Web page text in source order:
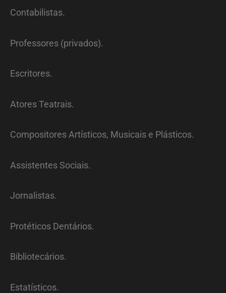
Contabilistas.
Professores (privados).
Escritores.
Atores Teatrais.
Compositores Artísticos, Musicais e Plásticos.
Assistentes Sociais.
Jornalistas.
Protéticos Dentários.
Bibliotecários.
Estatísticos.